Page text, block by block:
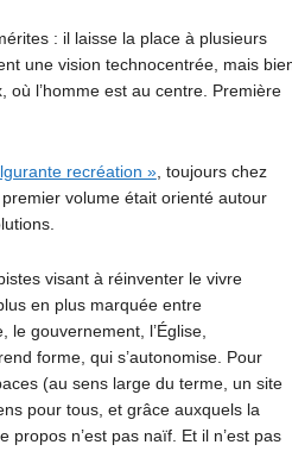
: il laisse la place à plusieurs
une vision technocentrée, mais
l’homme est au centre. Première
recréation », toujours chez
volume était orienté autour
visant à réinventer le vivre
en plus marquée entre
le gouvernement, l’Église,
forme, qui s’autonomise. Pour
(au sens large du terme, un site
pour tous, et grâce auxquels la
n’est pas naïf. Et il n’est pas